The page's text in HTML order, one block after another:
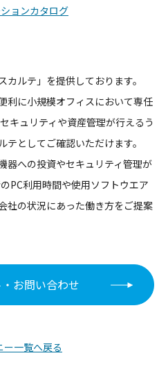
ョンカタログ
ルテ」を提供しております。
利に小規模オフィスにおいて専任
キュリティや資産管理が行えるう
としてご確認いただけます。
器への投資やセキュリティ管理が
PC利用時間や使用ソフトウエア
社の状況にあった働き方をご提案
お問い合わせ
ー一覧へ戻る